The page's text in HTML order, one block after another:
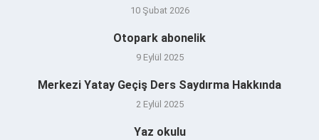
10 Şubat 2026
Otopark abonelik
9 Eylül 2025
Merkezi Yatay Geçiş Ders Saydırma Hakkında
2 Eylül 2025
Yaz okulu